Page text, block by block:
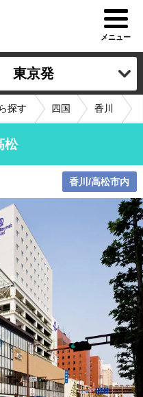
メニュー
東京発
探す 四国 香川
松
香川/高松市内